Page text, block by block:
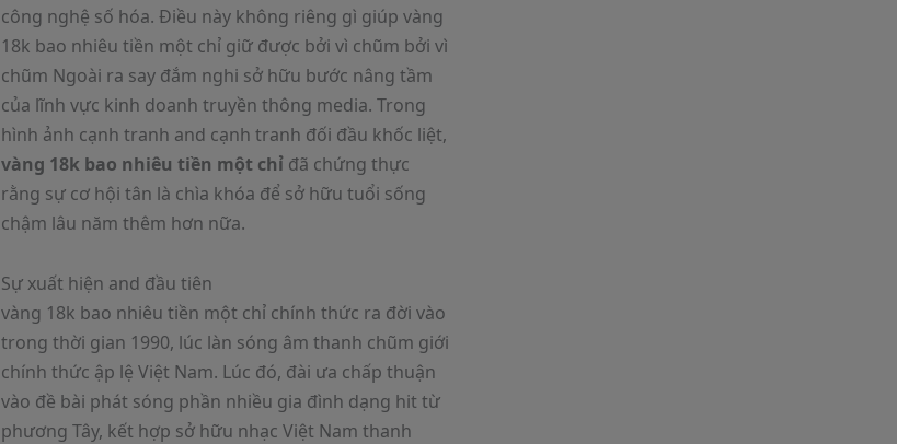
công nghệ số hóa. Điều này không riêng gì giúp vàng
18k bao nhiêu tiền một chỉ giữ được bởi vì chũm bởi vì
chũm Ngoài ra say đắm nghi sở hữu bước nâng tầm
của lĩnh vực kinh doanh truyền thông media. Trong
hình ảnh cạnh tranh and cạnh tranh đối đầu khốc liệt,
vàng 18k bao nhiêu tiền một chỉ đã chứng thực
rằng sự cơ hội tân là chìa khóa để sở hữu tuổi sống
chậm lâu năm thêm hơn nữa.
Sự xuất hiện and đầu tiên
vàng 18k bao nhiêu tiền một chỉ chính thức ra đời vào
trong thời gian 1990, lúc làn sóng âm thanh chũm giới
chính thức ập lệ Việt Nam. Lúc đó, đài ưa chấp thuận
vào đề bài phát sóng phần nhiều gia đình dạng hit từ
phương Tây, kết hợp sở hữu nhạc Việt Nam thanh